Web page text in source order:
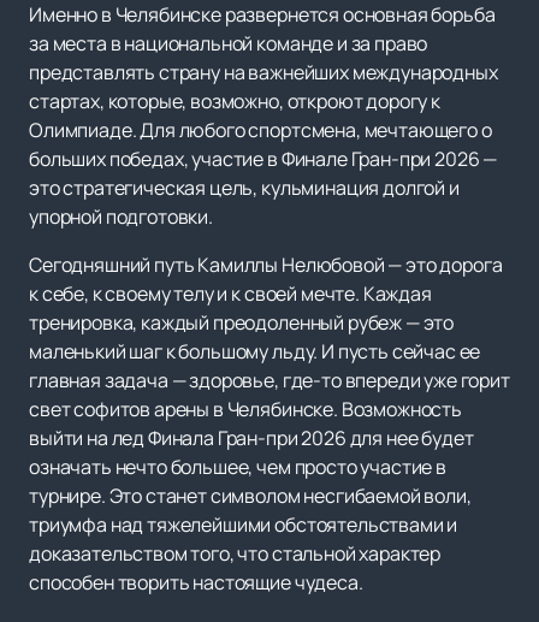
Именно в Челябинске развернется основная борьба
за места в национальной команде и за право
представлять страну на важнейших международных
стартах, которые, возможно, откроют дорогу к
Олимпиаде. Для любого спортсмена, мечтающего о
больших победах, участие в Финале Гран-при 2026 —
это стратегическая цель, кульминация долгой и
упорной подготовки.
Сегодняшний путь Камиллы Нелюбовой — это дорога
к себе, к своему телу и к своей мечте. Каждая
тренировка, каждый преодоленный рубеж — это
маленький шаг к большому льду. И пусть сейчас ее
главная задача — здоровье, где-то впереди уже горит
свет софитов арены в Челябинске. Возможность
выйти на лед Финала Гран-при 2026 для нее будет
означать нечто большее, чем просто участие в
турнире. Это станет символом несгибаемой воли,
триумфа над тяжелейшими обстоятельствами и
доказательством того, что стальной характер
способен творить настоящие чудеса.